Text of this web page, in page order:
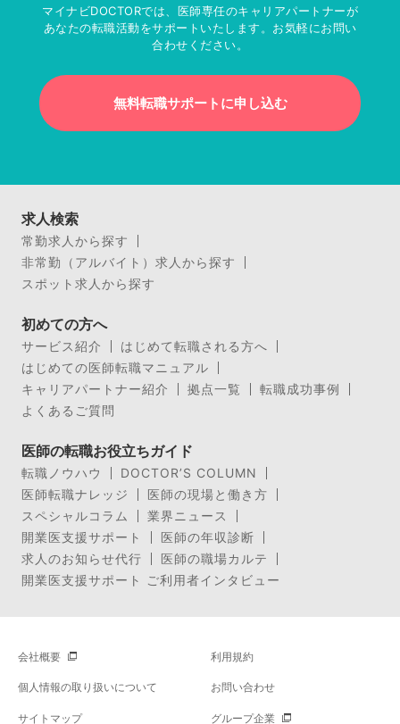
マイナビDOCTORでは、医師専任のキャリアパートナーが
あなたの転職活動をサポートいたします。お気軽にお問い
合わせください。
無料転職サポートに申し込む
求人検索
常勤求人から探す
非常勤（アルバイト）求人から探す
スポット求人から探す
初めての方へ
サービス紹介
はじめて転職される方へ
はじめての医師転職マニュアル
キャリアパートナー紹介
拠点一覧
転職成功事例
よくあるご質問
医師の転職お役立ちガイド
転職ノウハウ
DOCTOR’S COLUMN
医師転職ナレッジ
医師の現場と働き方
スペシャルコラム
業界ニュース
開業医支援サポート
医師の年収診断
求人のお知らせ代行
医師の職場カルテ
開業医支援サポート ご利用者インタビュー
会社概要 利用規約
個人情報の取り扱いについて お問い合わせ
サイトマップ グループ企業